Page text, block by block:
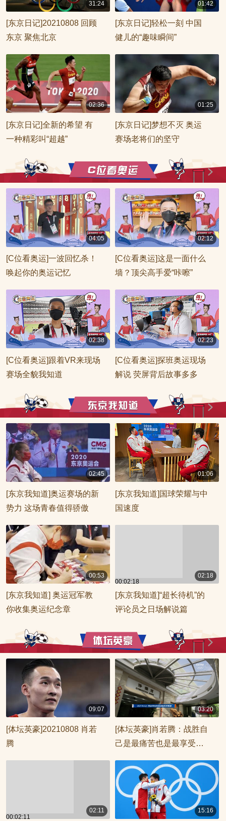
31:24
[东京日记]20210808 回顾
东京 聚焦北京
01:42
[东京日记]轻松一刻 中国
健儿的“趣味瞬间”
02:36
[东京日记]全新的希望 有
一种精彩叫“超越”
01:25
[东京日记]梦想不灭 奥运
赛场老将们的坚守
04:05
[C位看奥运]一波回忆杀！
唤起你的奥运记忆
02:12
[C位看奥运]这是一面什么
墙？顶尖高手爱“咔嚓”
02:38
[C位看奥运]跟着VR来现场
赛场全貌我知道
02:23
[C位看奥运]探班奥运现场
解说 荧屏背后故事多多
02:45
[东京我知道]奥运赛场的新
势力 这场青春值得骄傲
01:06
[东京我知道]国球荣耀与中
国速度
00:53
[东京我知道] 奥运冠军教
你收集奥运纪念章
00:02:18
02:18
[东京我知道]“超长待机”的
评论员之日场解说篇
09:07
[体坛英豪]20210808 肖若
腾
03:20
[体坛英豪]肖若腾：战胜自
己是最痛苦也是最享受的
00:02:11
02:11 15:16